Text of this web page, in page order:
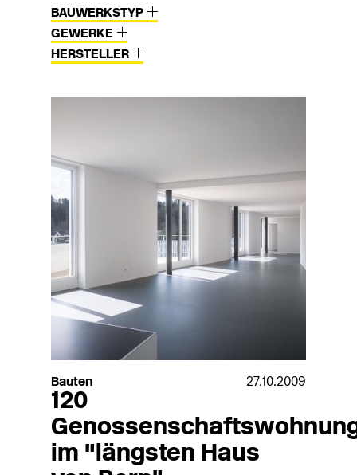
BAUWERKSTYP
GEWERKE
HERSTELLER
Bauten 27.10.2009
120
im "längsten Haus